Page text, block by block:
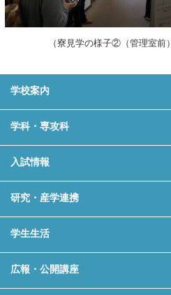
（寮見学の様子②（管理室前）
学校案内
学科・専攻科
入試情報
研究・産学連携
学生生活
広報・公開講座